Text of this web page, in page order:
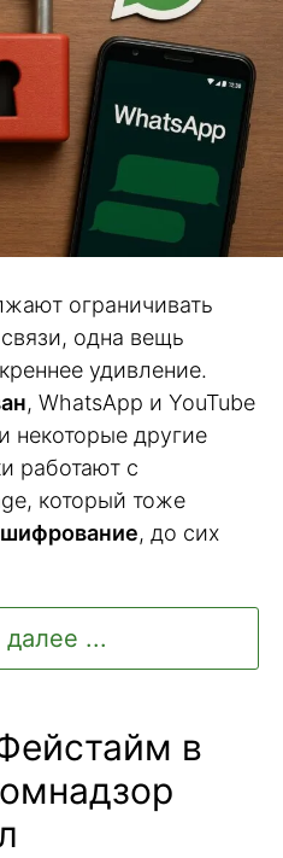
ограничивать
одна вещь
удивление.
, WhatsApp и YouTube
некоторые другие
работают с
который тоже
, до сих
далее ...
в